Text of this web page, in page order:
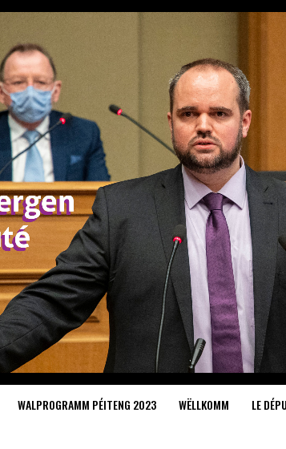
WALPROGRAMM PÉITENG 2023 WËLLKOMM LE